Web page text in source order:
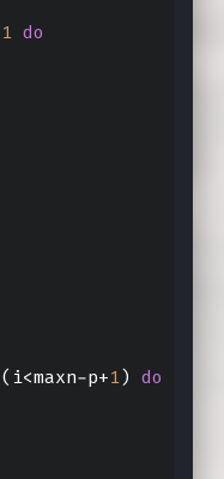
1 do
(i<maxn-p+1) do